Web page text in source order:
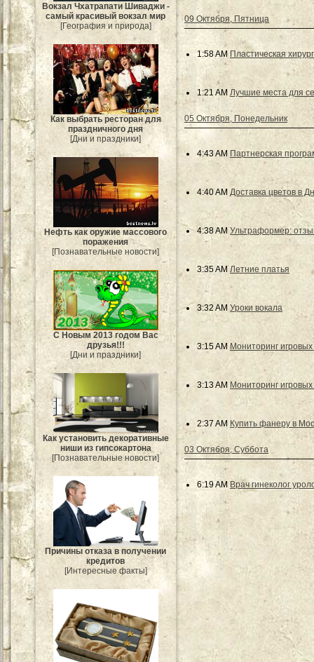
Вокзал Чхатрапати Шиваджи -
самый красивый вокзал мир
[География и природа]
Как выбрать ресторан для
праздничного дня
[Дни и праздники]
Нефть как оружие массового
поражения
[Познавательные новости]
С Новым 2013 годом Вас
друзья!!!
[Дни и праздники]
Как установить декоративные
ниши из гипсокартона
[Познавательные новости]
Причины отказа в получении
кредитов
[Интересные факты]
09 Октября, Пятница
1:58 AM Пластическая
1:21 AM Лучшие места для
05 Октября, Понедельник
4:43 AM Партнерская
4:40 AM Доставка цветов в
4:38 AM Ультраформер:
3:35 AM Летние платья
3:32 AM Уроки вокала
3:15 AM Мониторинг
3:13 AM Мониторинг
2:37 AM Купить фанеру в
03 Октября, Суббота
6:19 AM Врач гинеколог